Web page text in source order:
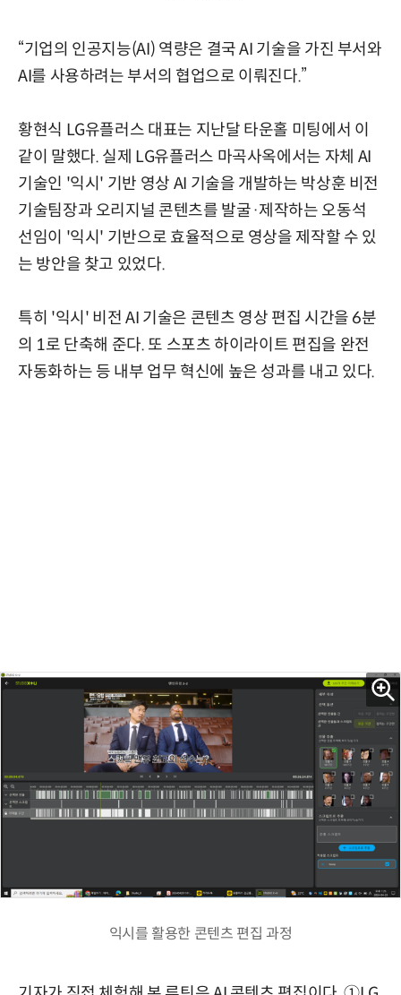
“기업의 인공지능(AI) 역량은 결국 AI 기술을 가진 부서와
AI를 사용하려는 부서의 협업으로 이뤄진다.”
황현식 LG유플러스 대표는 지난달 타운홀 미팅에서 이
같이 말했다. 실제 LG유플러스 마곡사옥에서는 자체 AI
기술인 '익시' 기반 영상 AI 기술을 개발하는 박상훈 비전
기술팀장과 오리지널 콘텐츠를 발굴·제작하는 오동석
선임이 '익시' 기반으로 효율적으로 영상을 제작할 수 있
는 방안을 찾고 있었다.
특히 '익시' 비전 AI 기술은 콘텐츠 영상 편집 시간을 6분
의 1로 단축해 준다. 또 스포츠 하이라이트 편집을 완전
자동화하는 등 내부 업무 혁신에 높은 성과를 내고 있다.
익시를 활용한 콘텐츠 편집 과정